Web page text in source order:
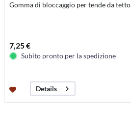
Gomma di bloccaggio per tende da tetto
7,25 €
Subito pronto per la spedizione
Details